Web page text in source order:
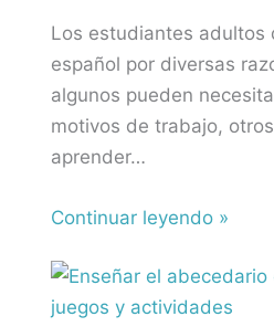
Los estudiantes adultos
español por diversas
algunos pueden
motivos de trabajo,
aprender…
Continuar leyendo »